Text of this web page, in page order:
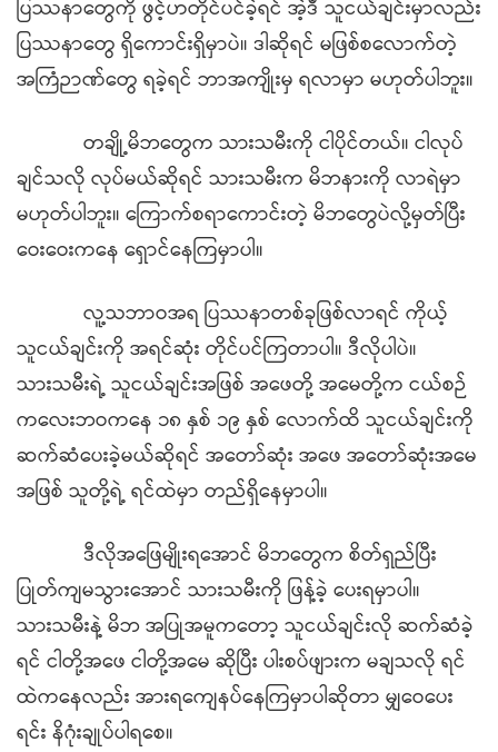
ပြဿနာတွေကို ဖွင့်ဟတိုင်ပင်ခဲ့ရင် အဲ့ဒီ သူငယ်ချင်းမှာလည်း
ပြဿနာတွေ ရှိကောင်းရှိမှာပဲ။ ဒါဆိုရင် မဖြစ်စလောက်တဲ့
အကြံဉာဏ်တွေ ရခဲ့ရင် ဘာအကျိုးမှ ရလာမှာ မဟုတ်ပါဘူး။
တချို့မိဘတွေက သားသမီးကို ငါပိုင်တယ်။ ငါလုပ်
ချင်သလို လုပ်မယ်ဆိုရင် သားသမီးက မိဘနားကို လာရဲမှာ
မဟုတ်ပါဘူး။ ကြောက်စရာကောင်းတဲ့ မိဘတွေပဲလို့မှတ်ပြီး
ဝေးဝေးကနေ ရှောင်နေကြမှာပါ။
လူ့သဘာဝအရ ပြဿနာတစ်ခုဖြစ်လာရင် ကိုယ့်
သူငယ်ချင်းကို အရင်ဆုံး တိုင်ပင်ကြတာပါ။ ဒီလိုပါပဲ။
သားသမီးရဲ့ သူငယ်ချင်းအဖြစ် အဖေတို့ အမေတို့က ငယ်စဉ်
ကလေးဘဝကနေ ၁၈ နှစ် ၁၉ နှစ် လောက်ထိ သူငယ်ချင်းကို
ဆက်ဆံပေးခဲ့မယ်ဆိုရင် အတော်ဆုံး အဖေ အတော်ဆုံးအမေ
အဖြစ် သူတို့ရဲ့ ရင်ထဲမှာ တည်ရှိနေမှာပါ။
ဒီလိုအဖြေမျိုးရအောင် မိဘတွေက စိတ်ရှည်ပြီး
ပြုတ်ကျမသွားအောင် သားသမီးကို ဖြန့်ခဲ့ ပေးရမှာပါ။
သားသမီးနဲ့ မိဘ အပြုအမူကတော့ သူငယ်ချင်းလို ဆက်ဆံခဲ့
ရင် ငါတို့အဖေ ငါတို့အမေ ဆိုပြီး ပါးစပ်ဖျားက မချသလို ရင်
ထဲကနေလည်း အားရကျေနပ်နေကြမှာပါဆိုတာ မျှဝေပေး
ရင်း နိဂုံးချုပ်ပါရစေ။